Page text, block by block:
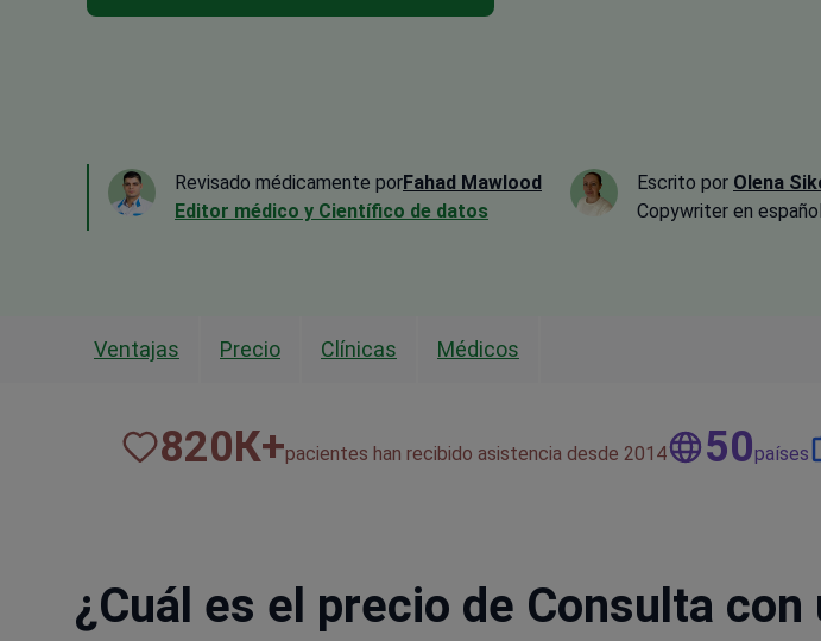
Revisado médicamente porFahad Mawlood
Editor médico y Científico de datos
Escrito por Olena
Сopywriter en español
Ventajas Precio Clínicas Médicos
820К+pacientes han recibido asistencia desde 2014 50países
¿Cuál es el precio de Consulta